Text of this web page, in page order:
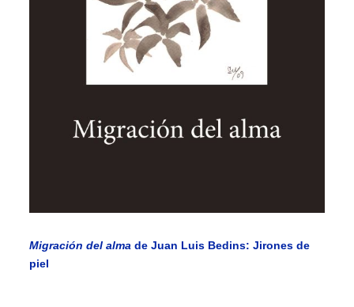
Migración del alma de Juan Luis Bedins:Jirones de
piel